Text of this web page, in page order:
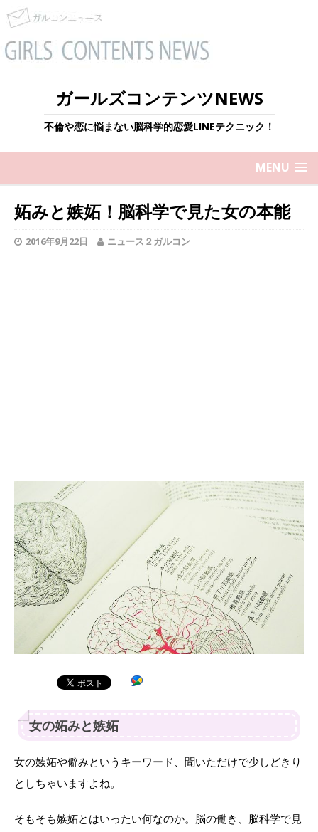
ガールズコンテンツNEWS
不倫や恋に悩まない脳科学的恋愛LINEテクニック！
MENU
妬みと嫉妬！脳科学で見た女の本能
2016年9月22日 ニュース２ガルコン
女の妬みと嫉妬
女の嫉妬や僻みというキーワード、聞いただけで少しどきり
としちゃいますよね。
そもそも嫉妬とはいったい何なのか。脳の働き、脳科学で見